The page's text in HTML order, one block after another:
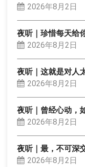
2026年8月2日
夜听｜珍惜每天给
2026年8月2日
夜听｜这就是对人
2026年8月2日
夜听｜曾经心动，
2026年8月2日
夜听｜最，不可深
2026年8月2日